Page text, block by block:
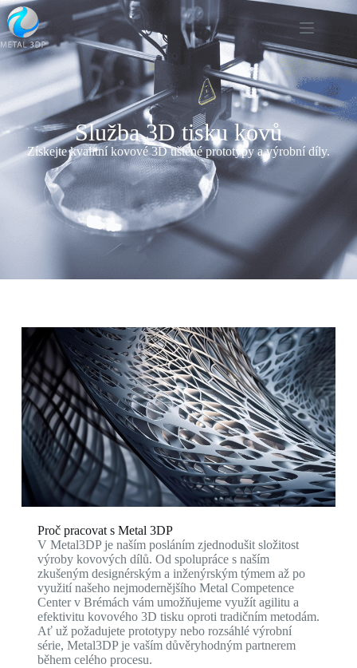
Služba 3D tisku kovů
Získejte kvalitní kovové 3D tištěné prototypy a výrobní díly.
Proč pracovat s Metal 3DP
V Metal3DP je naším posláním zjednodušit složitost
výroby kovových dílů. Od spolupráce s naším
zkušeným designérským a inženýrským týmem až po
využití našeho nejmodernějšího Metal Competence
Center v Brémách vám umožňujeme využít agilitu a
efektivitu kovového 3D tisku oproti tradičním metodám.
Ať už požadujete prototypy nebo rozsáhlé výrobní
série, Metal3DP je vaším důvěryhodným partnerem
během celého procesu.